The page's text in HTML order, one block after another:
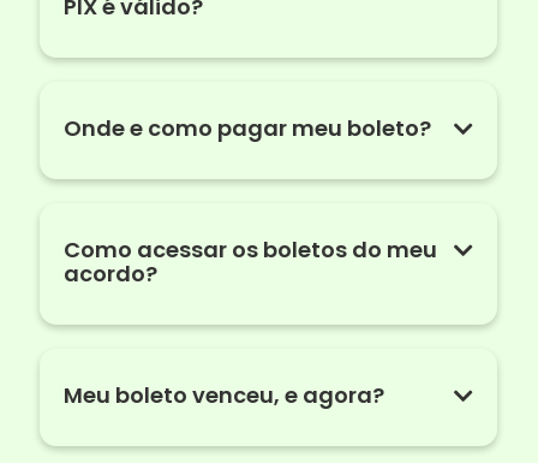
PIX é válido?
Onde e como pagar meu boleto?
Como acessar os boletos do meu
acordo?
Meu boleto venceu, e agora?